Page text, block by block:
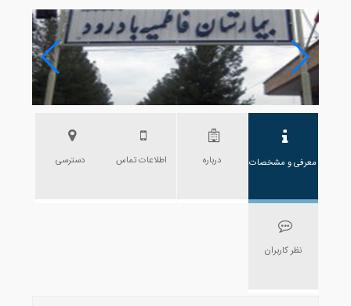
معرفی و مشخصات درباره اطلاعات تماس دسترسی
نظر کاربران